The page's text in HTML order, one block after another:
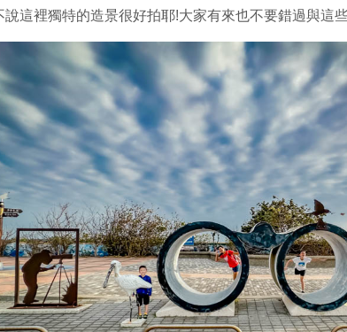
說這裡獨特的造景很好拍耶!大家有來也不要錯過與這